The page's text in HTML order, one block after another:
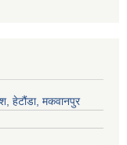
हेटौंडा, मकवानपुर